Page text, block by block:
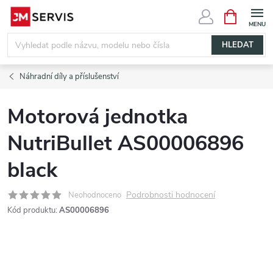
Přejít
obsah
HLEDAT
NÁKUPNÍ
KOŠÍK
Náhradní díly a příslušenství
Motorová jednotka
NutriBullet AS00006896
black
Neohodnoceno Podrobnosti hodnocení
Kód produktu: AS00006896